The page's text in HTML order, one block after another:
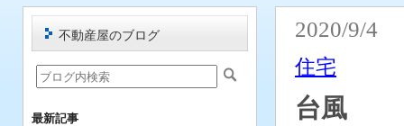
2020/9/4
住宅
台風
不動産屋のブログ
最新記事